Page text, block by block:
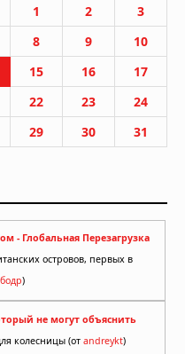
1 2
3
8 9
10
15 16
17
22 23
24
29 30 31
- Глобальная Перезагрузка
островов, первых в
бодр)
не могут объяснить
колесницы (от andreykt)